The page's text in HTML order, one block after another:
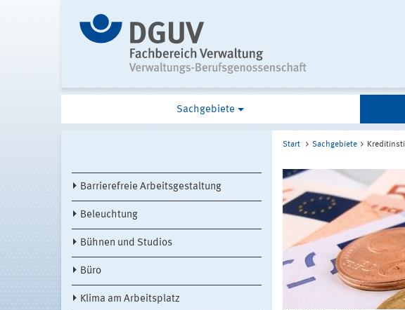
Sachgebiete
Barrierefreie Arbeitsgestaltung
Beleuchtung
Bühnen und Studios
Büro
Klima am Arbeitsplatz
Start Sachgebiete